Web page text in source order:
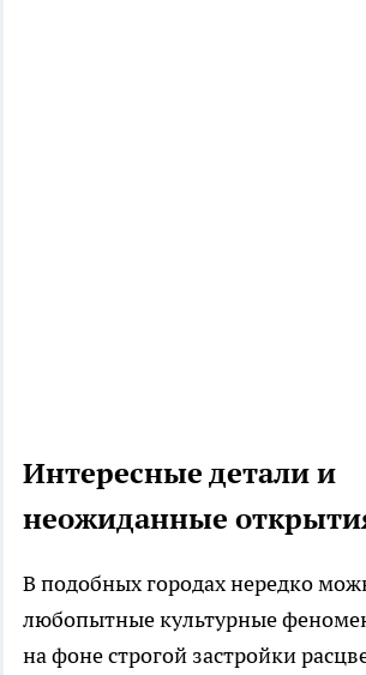
Интересные детали и
неожиданные
В подобных городах нередко
любопытные культурные
на фоне строгой застройки